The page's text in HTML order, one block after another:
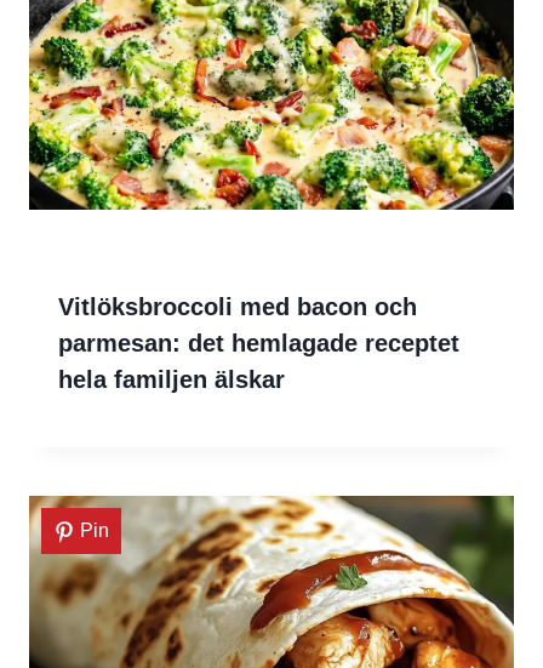
Vitlöksbroccoli med bacon och
parmesan: det hemlagade receptet
hela familjen älskar
Pin